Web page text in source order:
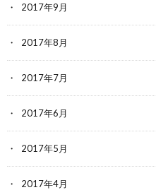
2017年9月
2017年8月
2017年7月
2017年6月
2017年5月
2017年4月